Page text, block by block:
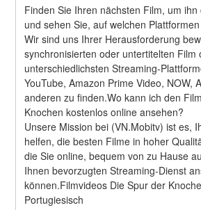
Finden Sie Ihren nächsten Film, um
und sehen Sie, auf welchen
Wir sind uns Ihrer Herausforderung
synchronisierten oder untertitelten Film
unterschiedlichsten Streaming-
YouTube, Amazon Prime Video, NOW,
anderen zu finden.Wo kann ich den
Knochen kostenlos online ansehen?
Unsere Mission bei (VN.Mobitv) ist es,
helfen, die besten Filme in hoher
die Sie online, bequem von zu Hause
Ihnen bevorzugten Streaming-Dienst
können.Filmvideos Die Spur der
Portugiesisch